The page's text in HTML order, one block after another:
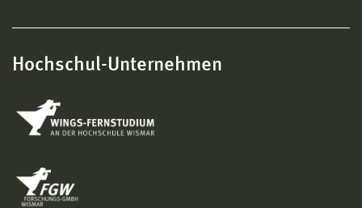
Hochschul-Unternehmen